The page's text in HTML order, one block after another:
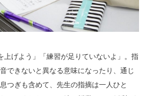
上げよう」「練習が足りていないよ」。指
できないと異なる意味になったり、通じ
つぎも含めて、先生の指摘は一人ひと